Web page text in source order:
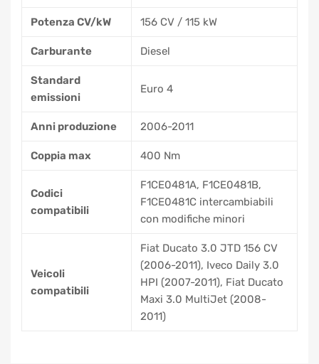
Potenza CV/kW 156 CV / 115 kW
Carburante Diesel
Standard
emissioni
Euro 4
Anni produzione 2006-2011
Coppia max 400 Nm
Codici
compatibili
F1CE0481A, F1CE0481B,
F1CE0481C intercambiabili
con modifiche minori
Veicoli
compatibili
Fiat Ducato 3.0 JTD 156 CV
(2006-2011), Iveco Daily 3.0
HPI (2007-2011), Fiat Ducato
Maxi 3.0 MultiJet (2008-
2011)